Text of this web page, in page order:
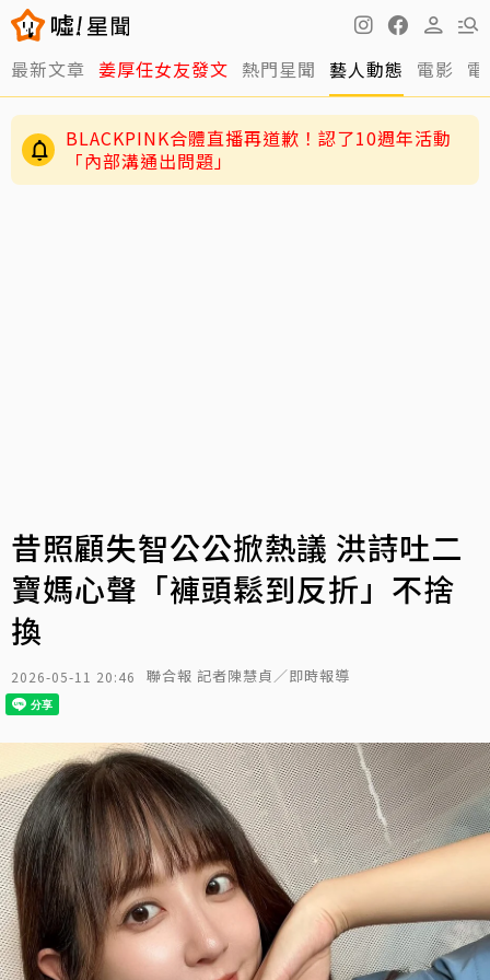
最新文章 姜厚任女友發文 熱門星聞 藝人動態 電影
BLACKPINK合體直播再道歉！認了10週年活動
「內部溝通出問題」
昔照顧失智公公掀熱議 洪詩吐二
寶媽心聲「褲頭鬆到反折」不捨
換
2026-05-11 20:46 聯合報 記者陳慧貞／即時報導